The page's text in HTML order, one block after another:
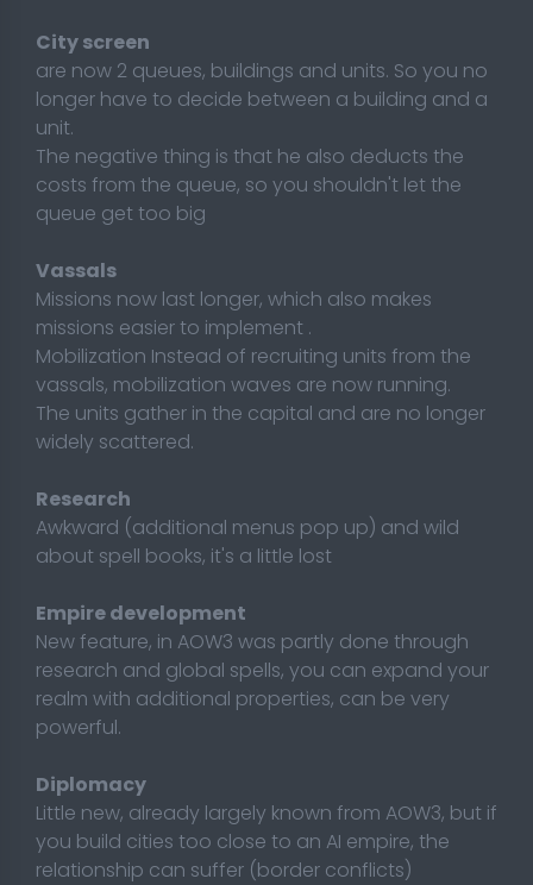
City screen
are now 2 queues, buildings and units. So you no
longer have to decide between a building and a
unit.
The negative thing is that he also deducts the
costs from the queue, so you shouldn't let the
queue get too big
Vassals
Missions now last longer, which also makes
missions easier to implement .
Mobilization Instead of recruiting units from the
vassals, mobilization waves are now running.
The units gather in the capital and are no longer
widely scattered.
Research
Awkward (additional menus pop up) and wild
about spell books, it's a little lost
Empire development
New feature, in AOW3 was partly done through
research and global spells, you can expand your
realm with additional properties, can be very
powerful.
Diplomacy
Little new, already largely known from AOW3, but if
you build cities too close to an AI empire, the
relationship can suffer (border conflicts)